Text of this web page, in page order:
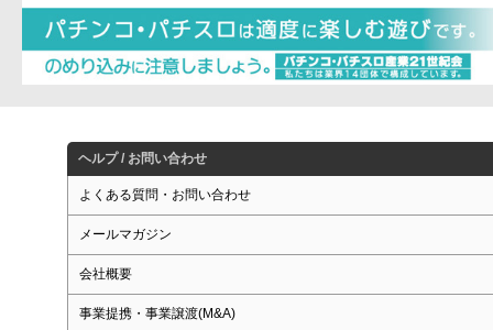
ヘルプ / お問い合わせ
よくある質問・お問い合わせ
メールマガジン
会社概要
事業提携・事業譲渡(M&A)